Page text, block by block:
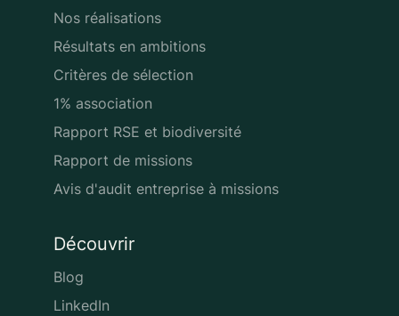
Nos réalisations
Résultats en ambitions
Critères de sélection
1% association
Rapport RSE et biodiversité
Rapport de missions
Avis d'audit entreprise à missions
Découvrir
Blog
LinkedIn